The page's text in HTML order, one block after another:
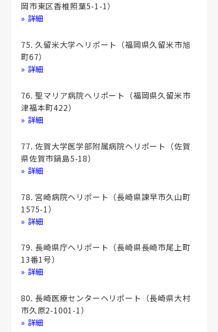
岡市東区香椎照葉5-1-1）
» 詳細
75. 久留米大学ヘリポート（福岡県久留米市旭
町67）
» 詳細
76. 聖マリア病院ヘリポート（福岡県久留米市
津福本町422）
» 詳細
77. 佐賀大学医学部附属病院ヘリポート（佐賀
県佐賀市鍋島5-18）
» 詳細
78. 宮崎病院ヘリポート（⾧崎県諫早市久山町
1575-1）
» 詳細
79. ⾧崎県庁ヘリポート（⾧崎県⾧崎市尾上町
13番1号）
» 詳細
80. ⾧崎医療センターヘリポート（⾧崎県大村
市久原2-1001-1）
» 詳細